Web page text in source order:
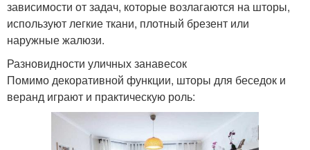
зависимости от задач, которые возлагаются на шторы,
используют легкие ткани, плотный брезент или
наружные жалюзи.
Разновидности уличных занавесок
Помимо декоративной функции, шторы для беседок и
веранд играют и практическую роль: